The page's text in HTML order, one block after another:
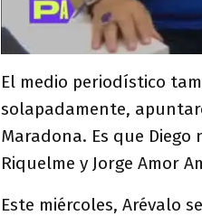
El medio periodístico
solapadamente,
Maradona. Es que
Riquelme y Jorge Amor
Este miércoles, Arévalo